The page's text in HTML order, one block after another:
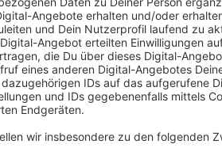
Ehem. Hertiegelände und Kurz-
Anzeige
Es geht um den Bereich ehemaliges
gute Stube von Gronau. Die Stadt